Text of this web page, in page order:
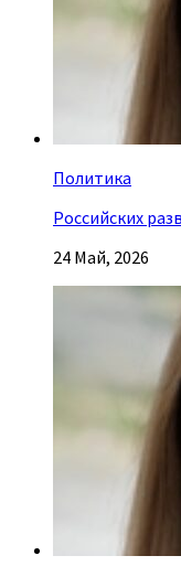
Политика
Российских
24 Май, 2026